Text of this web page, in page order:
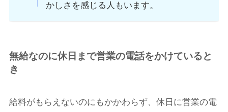
かしさを感じる人もいます。
無給なのに休日まで営業の電話をかけていると
き
給料がもらえないのにもかかわらず、休日に営業の電